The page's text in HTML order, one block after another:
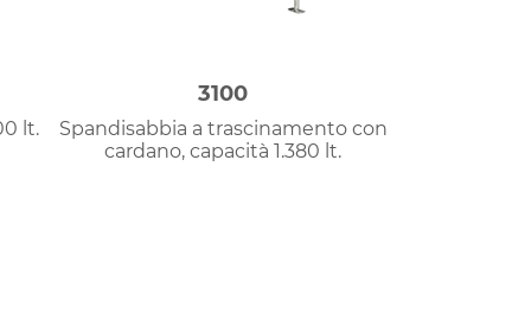
lt.
3100
Spandisabbia a trascinamento con
cardano, capacità 1.380 lt.